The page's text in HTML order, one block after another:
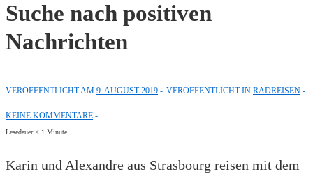
Suche nach positiven
Nachrichten
VERÖFFENTLICHT AM 9. AUGUST 2019 VERÖFFENTLICHT IN RADREISEN
KEINE KOMMENTARE
Lesedauer < 1 Minute
Karin und Alexandre aus Strasbourg reisen mit dem